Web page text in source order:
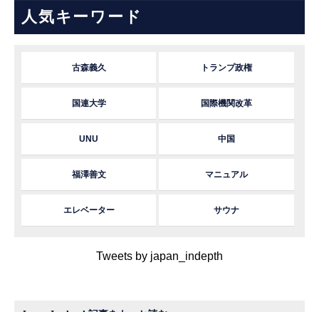
人気キーワード
古森義久 トランプ政権
国連大学 国際機関改革
UNU 中国
福澤善文 マニュアル
エレベーター サウナ
Tweets by japan_indepth